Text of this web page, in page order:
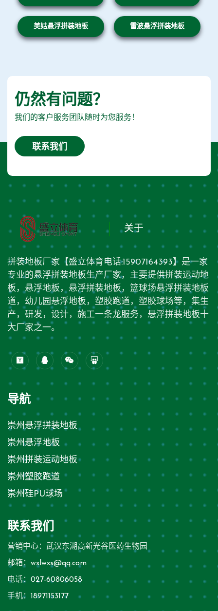
美姑悬浮拼装地板 雷波悬浮拼装地板
仍然有问题？
我们的客户服务团队随时为您服务！
联系我们
关于
拼装地板厂家【盛立体育电话:15907164393】是一家
专业的悬浮拼装地板生产厂家，主要提供拼装运动地
板，悬浮地板，悬浮拼装地板，篮球场悬浮拼装地板
道，幼儿园悬浮地板，塑胶跑道，塑胶球场等，集生
产，研发，设计，施工一条龙服务，悬浮拼装地板十
大厂家之一。
导航
崇州悬浮拼装地板
崇州悬浮地板
崇州拼装运动地板
崇州塑胶跑道
崇州硅PU球场
联系我们
营销中心：武汉东湖高新光谷医药生物园
邮箱： wxlwxs@qq.com
电话： 027-60806058
手机： 18971153177